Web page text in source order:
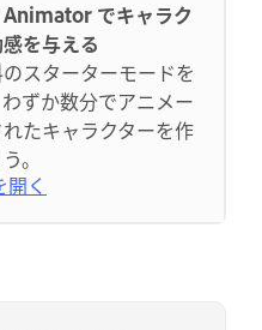
でキャラク
を与える
スターターモードを
ずか数分でアニメー
たキャラクターを作
。
開く